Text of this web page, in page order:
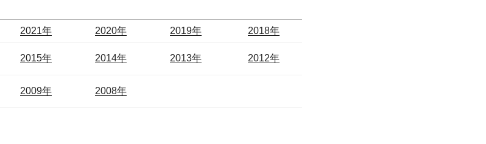
2021年 2020年 2019年 2018年
2015年 2014年 2013年 2012年
2009年 2008年